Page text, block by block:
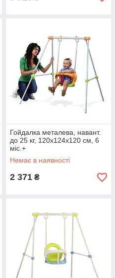
Гойдалка металева, навант.
до 25 кг, 120х124х120 см, 6
міс.+
Немає в наявності
2 371 ₴